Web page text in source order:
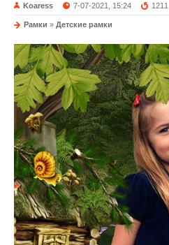
Koaress 7-07-2021, 15:24 1211
Рамки » Детские рамки